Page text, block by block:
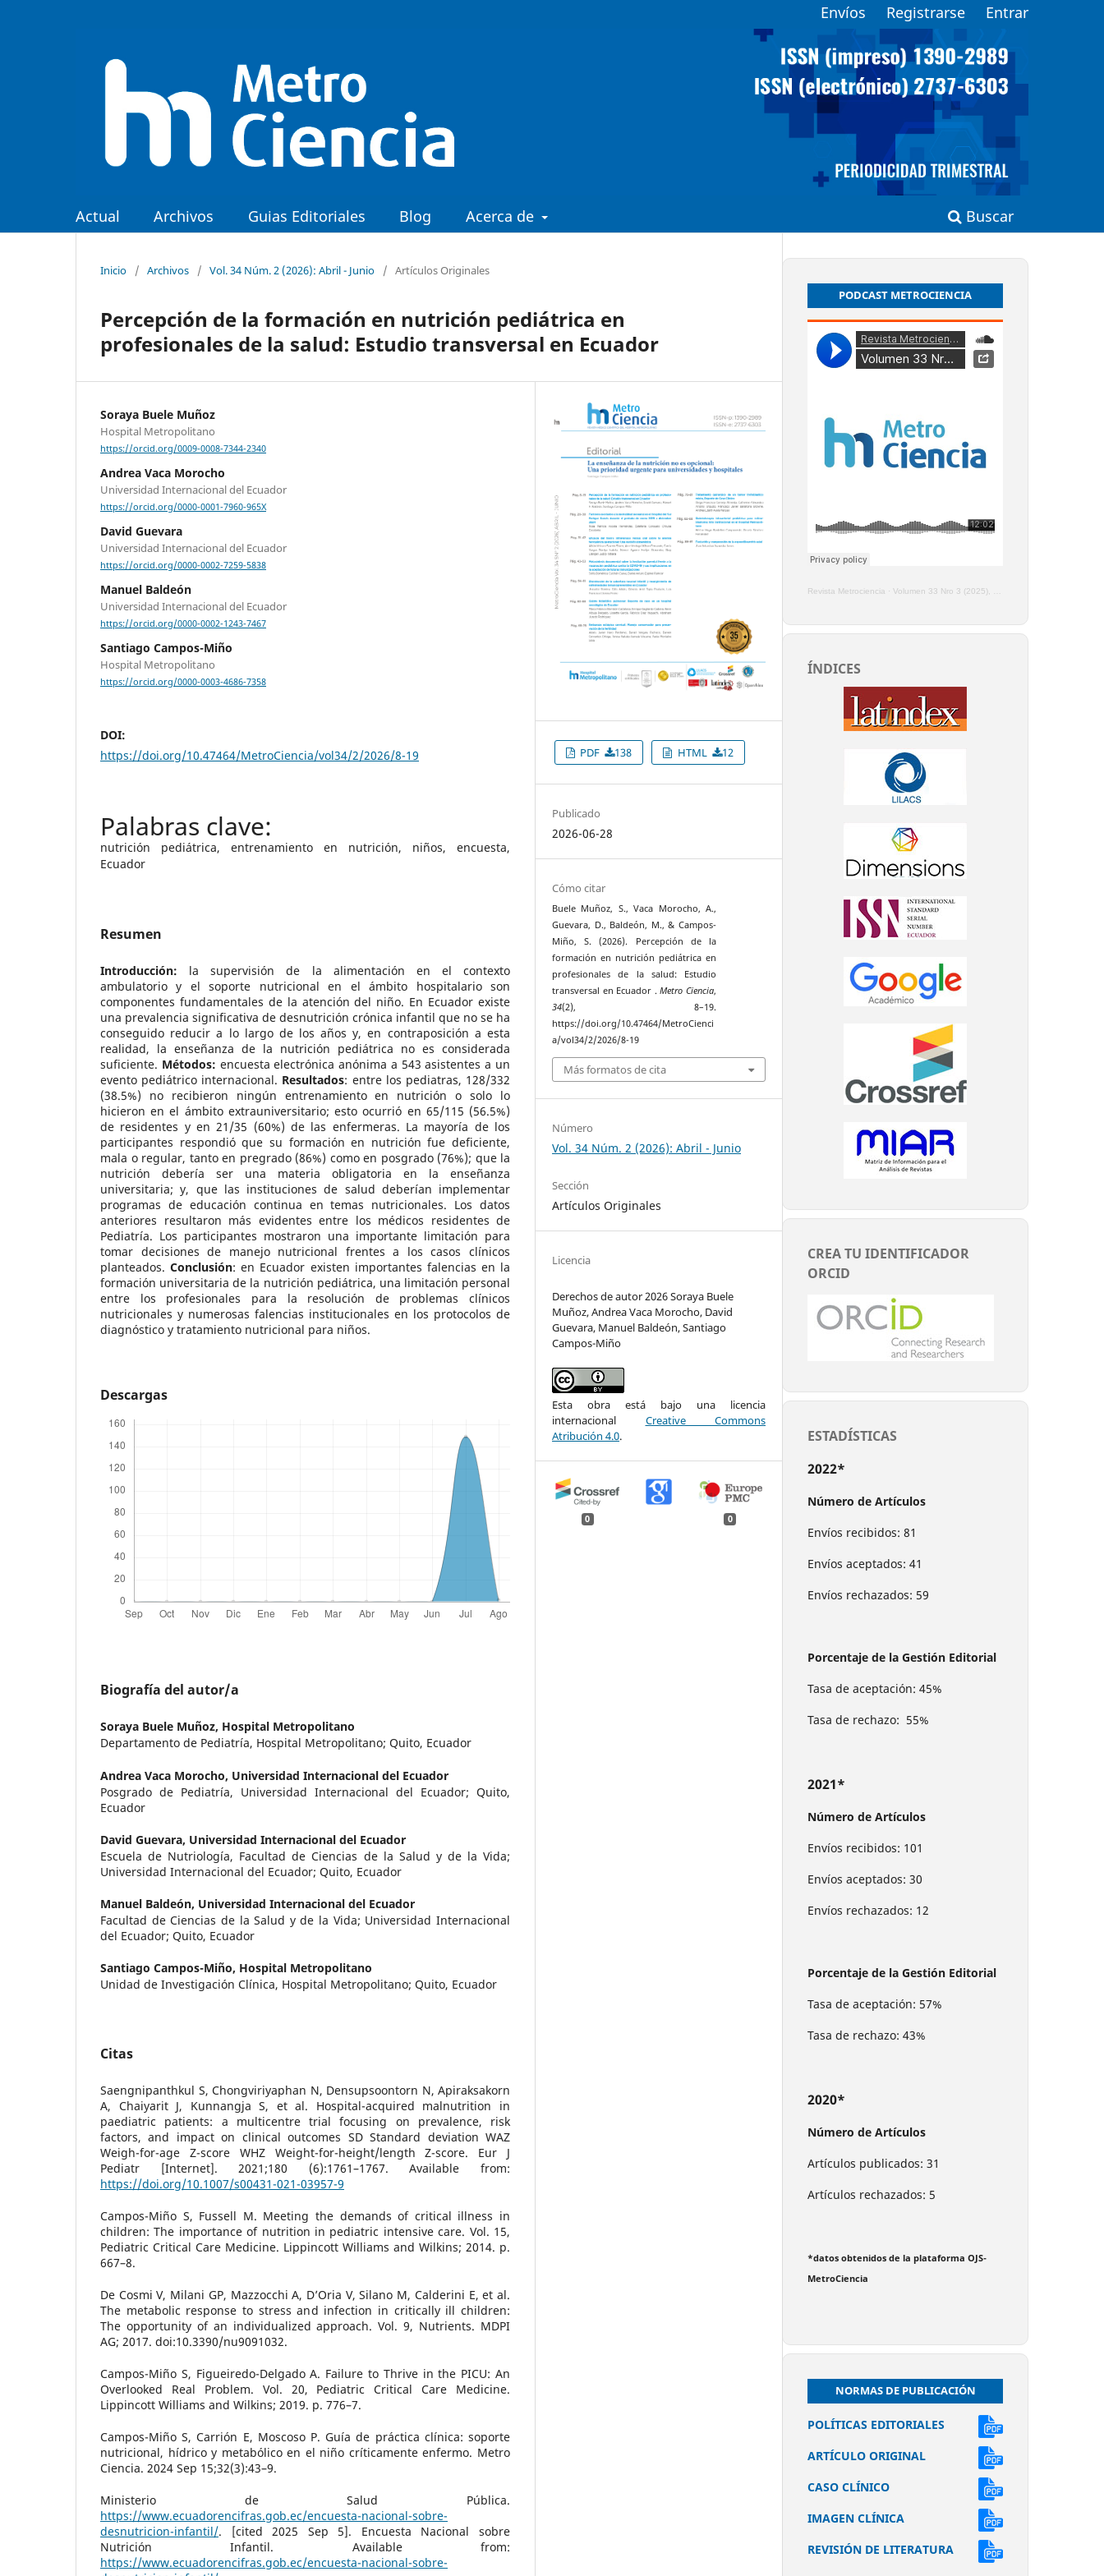
Actual Archivos Guias Editoriales Blog Acerca de Buscar
Envíos Registrarse Entrar
Inicio / Archivos / Vol. 34 Núm. 2 (2026): Abril - Junio / Artículos Originales
Percepción de la formación en nutrición pediátrica en
profesionales de la salud: Estudio transversal en Ecuador
Soraya Buele Muñoz
Hospital Metropolitano
https://orcid.org/0009-0008-7344-2340
Andrea Vaca Morocho
Universidad Internacional del Ecuador
https://orcid.org/0000-0001-7960-965X
David Guevara
Universidad Internacional del Ecuador
https://orcid.org/0000-0002-7259-5838
Manuel Baldeón
Universidad Internacional del Ecuador
https://orcid.org/0000-0002-1243-7467
Santiago Campos-Miño
Hospital Metropolitano
https://orcid.org/0000-0003-4686-7358
DOI:
https://doi.org/10.47464/MetroCiencia/vol34/2/2026/8-19
nutrición pediátrica, entrenamiento en nutrición, niños, encuesta,
Ecuador
Resumen
Introducción: la supervisión de la alimentación en el contexto
ambulatorio y el soporte nutricional en el ámbito hospitalario son
componentes fundamentales de la atención del niño. En Ecuador existe
una prevalencia significativa de desnutrición crónica infantil que no se ha
conseguido reducir a lo largo de los años y, en contraposición a esta
realidad, la enseñanza de la nutrición pediátrica no es considerada
suficiente. Métodos: encuesta electrónica anónima a 543 asistentes a un
evento pediátrico internacional. Resultados: entre los pediatras, 128/332
(38.5%) no recibieron ningún entrenamiento en nutrición o solo lo
hicieron en el ámbito extrauniversitario; esto ocurrió en 65/115 (56.5%)
de residentes y en 21/35 (60%) de las enfermeras. La mayoría de los
participantes respondió que su formación en nutrición fue deficiente,
mala o regular, tanto en pregrado (86%) como en posgrado (76%); que la
nutrición debería ser una materia obligatoria en la enseñanza
universitaria; y, que las instituciones de salud deberían implementar
programas de educación continua en temas nutricionales. Los datos
anteriores resultaron más evidentes entre los médicos residentes de
Pediatría. Los participantes mostraron una importante limitación para
tomar decisiones de manejo nutricional frentes a los casos clínicos
planteados.Conclusión: en Ecuador existen importantes falencias en la
formación universitaria de la nutrición pediátrica, una limitación personal
entre los profesionales para la resolución de problemas clínicos
nutricionales y numerosas falencias institucionales en los protocolos de
diagnóstico y tratamiento nutricional para niños.
Descargas
Biografía del autor/a
Soraya Buele Muñoz, Hospital Metropolitano
Departamento de Pediatría, Hospital Metropolitano; Quito, Ecuador
Andrea Vaca Morocho, Universidad Internacional del Ecuador
Posgrado de Pediatría, Universidad Internacional del Ecuador; Quito,
Ecuador
David Guevara, Universidad Internacional del Ecuador
Escuela de Nutriología, Facultad de Ciencias de la Salud y de la Vida;
Universidad Internacional del Ecuador; Quito, Ecuador
Manuel Baldeón, Universidad Internacional del Ecuador
Facultad de Ciencias de la Salud y de la Vida; Universidad Internacional
del Ecuador; Quito, Ecuador
Santiago Campos-Miño, Hospital Metropolitano
Unidad de Investigación Clínica, Hospital Metropolitano; Quito, Ecuador
Citas
Saengnipanthkul S, Chongviriyaphan N, Densupsoontorn N, Apiraksakorn
A, Chaiyarit J, Kunnangja S, et al. Hospital-acquired malnutrition in
paediatric patients: a multicentre trial focusing on prevalence, risk
factors, and impact on clinical outcomes SD Standard deviation WAZ
Weigh-for-age Z-score WHZ Weight-for-height/length Z-score. Eur J
Pediatr [Internet]. 2021;180 (6):1761–1767. Available from:
https://doi.org/10.1007/s00431-021-03957-9
Campos-Miño S, Fussell M. Meeting the demands of critical illness in
children: The importance of nutrition in pediatric intensive care. Vol. 15,
Pediatric Critical Care Medicine. Lippincott Williams and Wilkins; 2014. p.
667–8.
De Cosmi V, Milani GP, Mazzocchi A, D’Oria V, Silano M, Calderini E, et al.
The metabolic response to stress and infection in critically ill children:
The opportunity of an individualized approach. Vol. 9, Nutrients. MDPI
AG; 2017. doi:10.3390/nu9091032.
Campos-Miño S, Figueiredo-Delgado A. Failure to Thrive in the PICU: An
Overlooked Real Problem. Vol. 20, Pediatric Critical Care Medicine.
Lippincott Williams and Wilkins; 2019. p. 776–7.
Campos-Miño S, Carrión E, Moscoso P. Guía de práctica clínica: soporte
nutricional, hídrico y metabólico en el niño críticamente enfermo. Metro
Ciencia. 2024 Sep 15;32(3):43–9.
Ministerio de Salud Pública.
https://www.ecuadorencifras.gob.ec/encuesta-nacional-sobre-
desnutricion-infantil/. [cited 2025 Sep 5]. Encuesta Nacional sobre
Nutrición Infantil. Available from:
https://www.ecuadorencifras.gob.ec/encuesta-nacional-sobre-
PDF 138 HTML 12
Publicado
2026-06-28
Cómo citar
Buele Muñoz, S., Vaca Morocho, A.,
Guevara, D., Baldeón, M., & Campos-
Miño, S. (2026). Percepción de la
formación en nutrición pediátrica en
profesionales de la salud: Estudio
transversal en Ecuador .Metro Ciencia,
34(2), 8–19.
https://doi.org/10.47464/MetroCienci
a/vol34/2/2026/8-19
Más formatos de cita
Número
Vol. 34 Núm. 2 (2026): Abril - Junio
Sección
Artículos Originales
Licencia
Derechos de autor 2026 Soraya Buele
Muñoz, Andrea Vaca Morocho, David
Guevara, Manuel Baldeón, Santiago
Campos-Miño
Esta obra está bajo una licencia
internacional Creative Commons
Atribución 4.0.
0 0
PODCAST METROCIENCIA
Revista Metrociencia · Volumen 33 Nro 3 (2025), Enero - Marzo
ÍNDICES
CREA TU IDENTIFICADOR
ORCID
ESTADÍSTICAS
2022*
Número de Artículos
Envíos recibidos: 81
Envíos aceptados: 41
Envíos rechazados: 59
Porcentaje de la Gestión Editorial
Tasa de aceptación: 45%
Tasa de rechazo: 55%
2021*
Número de Artículos
Envíos recibidos: 101
Envíos aceptados: 30
Envíos rechazados: 12
Porcentaje de la Gestión Editorial
Tasa de aceptación: 57%
Tasa de rechazo: 43%
2020*
Número de Artículos
Artículos publicados: 31
Artículos rechazados: 5
*datos obtenidos de la plataforma OJS-
MetroCiencia
NORMAS DE PUBLICACIÓN
POLÍTICAS EDITORIALES
ARTÍCULO ORIGINAL
CASO CLÍNICO
IMAGEN CLÍNICA
REVISIÓN DE LITERATURA